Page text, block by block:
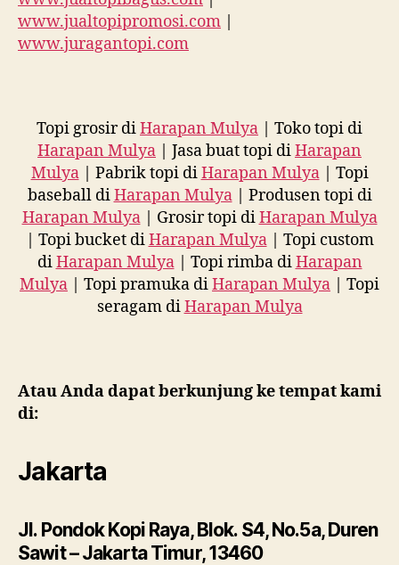
www.jualtopipromosi.com
www.juragantopi.com
Topi grosir diHarapan Mulya | Toko topi di
Harapan Mulya | Jasa buat topi diHarapan
Mulya| Pabrik topi diHarapan Mulya| Topi
baseball diHarapan Mulya| Produsen topi di
Harapan Mulya| Grosir topi diHarapan Mulya
| Topi bucket diHarapan Mulya| Topi custom
diHarapan Mulya| Topi rimba diHarapan
Mulya | Topi pramuka diHarapan Mulya | Topi
seragam diHarapan Mulya
Atau Anda dapat berkunjung ke tempat kami
di:
Jakarta
Jl. Pondok Kopi Raya, Blok. S4, No.5a, Duren
Sawit – Jakarta Timur, 13460